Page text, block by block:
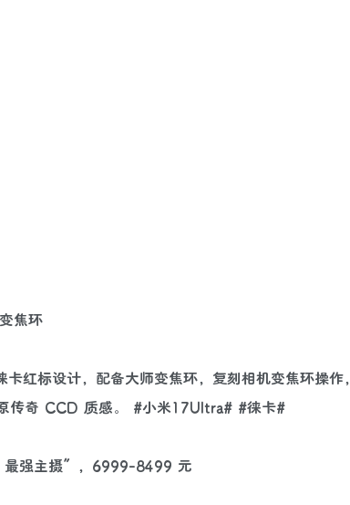
焦环
红标设计，配备大师变焦环，复刻相机变焦环操作
传奇 CCD 质感。 #小米17Ultra# #徕卡#
最强主摄”，6999-8499 元